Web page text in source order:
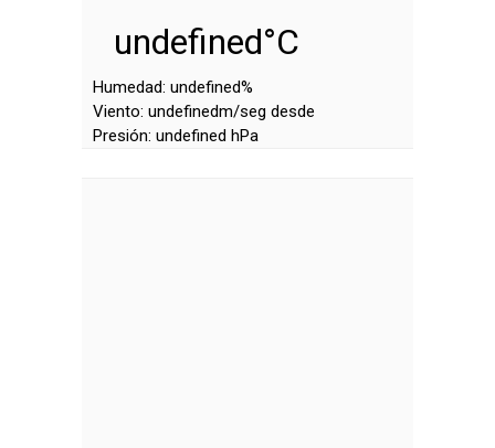
undefined°C
Humedad: undefined%
Viento: undefinedm/seg desde
Presión: undefined hPa